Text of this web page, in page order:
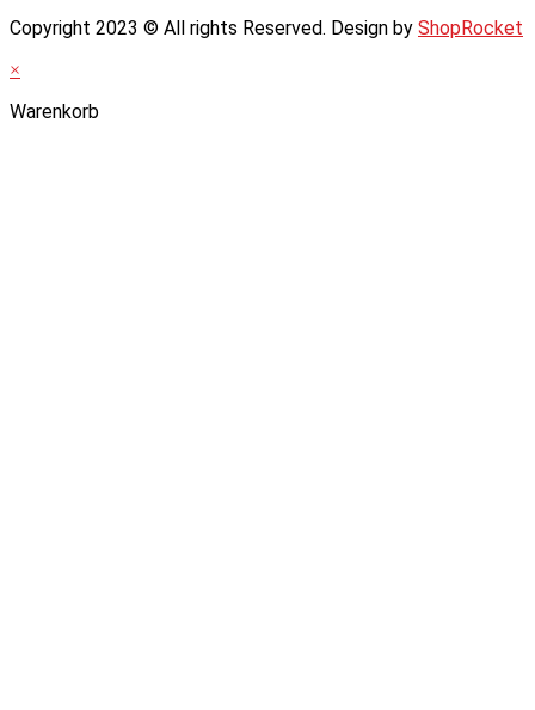
Copyright 2023 © All rights Reserved. Design by ShopRocket
×
Warenkorb